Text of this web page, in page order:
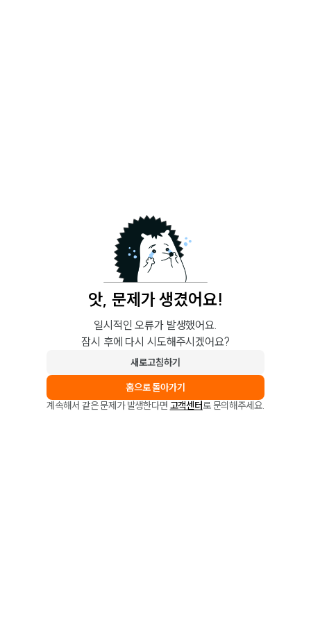
앗, 문제가 생겼어요!
일시적인 오류가 발생했어요.
잠시 후에 다시 시도해주시겠어요?
새로고침하기
홈으로 돌아가기
계속해서 같은 문제가 발생한다면 고객센터로 문의해주세요.